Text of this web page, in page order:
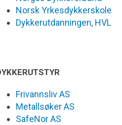
Norsk Yrkesdykkerskole
Dykkerutdanningen, HVL
Frivannsliv AS
Metallsøker AS
SafeNor AS